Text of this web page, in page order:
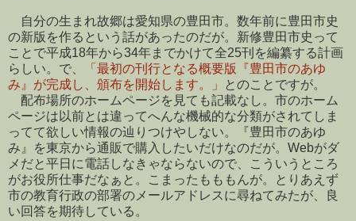
自分の生まれ故郷は愛知県の豊田市。数年前に豊田市史
の新版を作るという話があったのだが。新修豊田市史って
ことで平成18年から34年までかけて全25刊を編纂する計画
らしい。で、
「最初の刊行となる概要版『豊田市のあゆ
み』が完成し、頒布を開始します。」
とのことですが。
配布場所のホームページを見ても記載なし。市のホーム
ページは以前とは違ってへんな機械的な分類がされてしま
ってて欲しい情報の辿りつけやしない。『豊田市のあゆ
み』を東京から通販で購入したいだけなのだが。Webがダ
メだと平日に電話しなきゃならないので、こういうところ
がお役所仕事だなぁと。こまったもももんが。とりあえず
市の教育行政の部署のメールアドレスに尋ねてみたが、良
い回答を期待している。